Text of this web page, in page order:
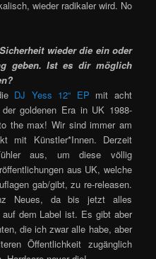
wieder radikaler wird. No
wieder die ein oder
geben. Ist es dir möglich
DJ Yess 12“ EP mit acht
goldenen Era in UK 1988-
the max! Wir sind immer am
mit Künstler*Innen. Derzeit
aus, um diese völlig
aus UK, welche
gab/gibt, zu re-releasen.
Neues, da bis jetzt alles
dem Label ist. Es gibt aber
die ich zwar alle habe, aber
Öffentlichkeit zugänglich